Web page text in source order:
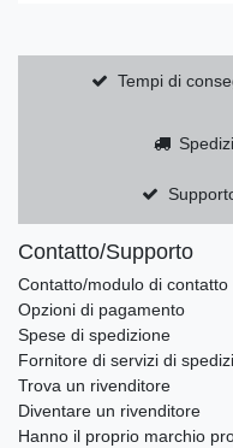
Tempi di
Contatto/Supporto
Contatto/modulo di contatto
Opzioni di pagamento
Spese di spedizione
Fornitore di servizi di
Trova un rivenditore
Diventare un rivenditore
Hanno il proprio marchio